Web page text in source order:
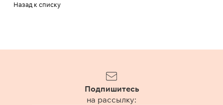
Назад к списку
Подпишитесь
на рассылку: